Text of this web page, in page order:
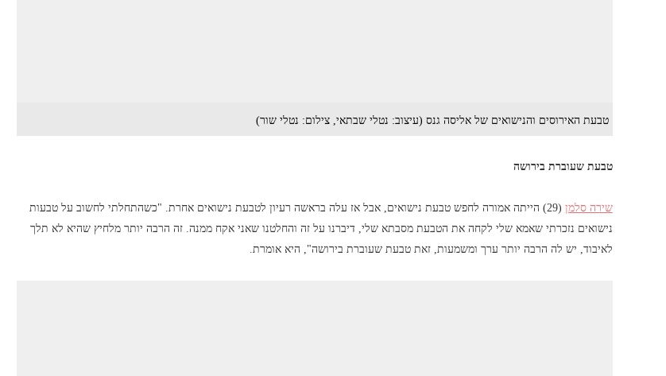
טבעת האירוסים והנישואים של אליסה גנס (עיצוב: נטלי שבתאי, צילום: נטלי שור)
טבעת שעוברת בירושה
שירה סלמן
(29) הייתה אמורה לחפש טבעת נישואים, אבל אז עלה בראשה רעיון לטבעת נישואים אחרת. "כשהתחלתי לחשוב על טבעות
נישואים נזכרתי שאמא שלי לקחה את הטבעת מסבתא שלי, דיברנו על זה והחלטנו שאני אקח ממנה. זה הרבה יותר מלחיץ שהיא לא תלך
לאיבוד, יש לה הרבה יותר ערך ומשמעות, זאת טבעת שעוברת בירושה", היא אומרת.